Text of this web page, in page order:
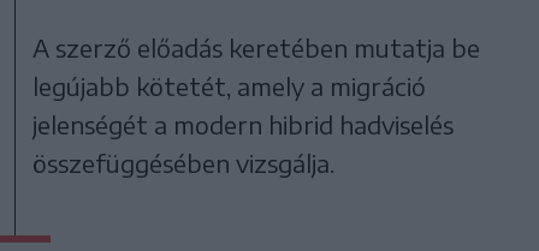
A szerző előadás keretében mutatja be
legújabb kötetét, amely a migráció
jelenségét a modern hibrid hadviselés
összefüggésében vizsgálja.